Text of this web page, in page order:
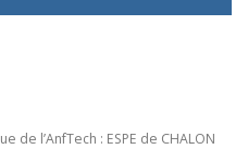
de l’AnfTech : ESPE de CHALON